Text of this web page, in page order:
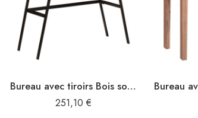
Bureau avec tiroirs Bois solide de manguier 110x50x76 cm
251,10 €